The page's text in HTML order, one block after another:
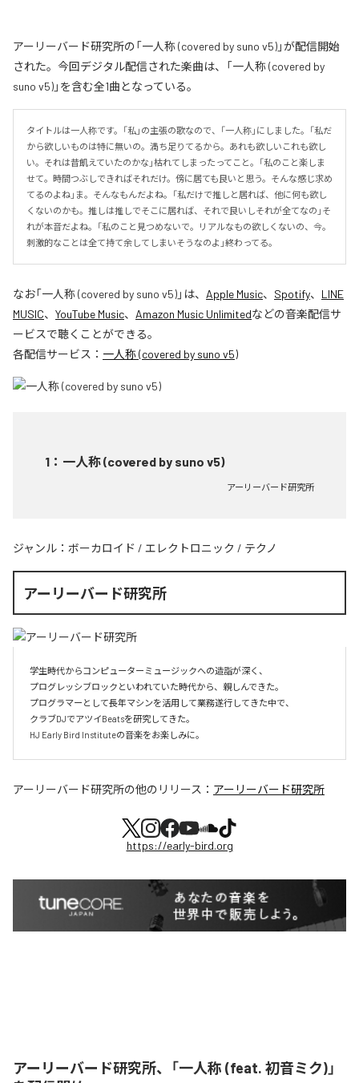
アーリーバード研究所の「一人称 (covered by suno v5)」が配信開始
された。今回デジタル配信された楽曲は、「一人称 (covered by
suno v5)」を含む全1曲となっている。
タイトルは一人称です。「私」の主張の歌なので、「一人称」にしました。「私だ
から欲しいものは特に無いの。満ち足りてるから。あれも欲しいこれも欲し
い。それは昔飢えていたのかな」枯れてしまったってこと。「私のこと楽しま
せて。時間つぶしできればそれだけ。傍に居ても良いと思う。そんな感じ求め
てるのよね」ま。そんなもんだよね。「私だけで推しと居れば、他に何も欲し
くないのかも。推しは推しでそこに居れば、それで良いしそれが全てなの」そ
れが本音だよね。「私のこと見つめないで。リアルなもの欲しくないの、今。
刺激的なことは全て持て余してしまいそうなのよ」終わってる。
なお「一人称 (covered by suno v5)」は、 Apple Music、 Spotify、 LINE
MUSIC、 YouTube Music、 Amazon Music Unlimitedなどの音楽配信サ
ービスで聴くことができる。
各配信サービス： 一人称 (covered by suno v5)
1 ： 一人称 (covered by suno v5)
アーリーバード研究所
ジャンル： ボーカロイド / エレクトロニック / テクノ
アーリーバード研究所
学生時代からコンピューターミュージックへの造詣が深く、
プログレッシブロックといわれていた時代から、親しんできた。
プログラマーとして長年マシンを活用して業務遂行してきた中で、
クラブDJでアツイBeatsを研究してきた。
HJ Early Bird Instituteの音楽をお楽しみに。
アーリーバード研究所の他のリリース： アーリーバード研究所
https://early-bird.org
アーリーバード研究所、「一人称 (feat. 初音ミク)」